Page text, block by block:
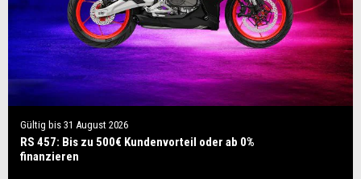
Gültig bis 31 August 2026
RS 457: Bis zu 500€ Kundenvorteil oder ab 0%
finanzieren